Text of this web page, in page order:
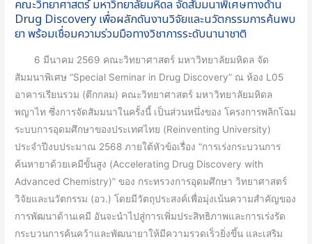
คณะวิทยาศาสตร์ มหาวิทยาลัยมหิดล จัดสัมมนาพิเศษทางด้าน
Drug Discovery เพื่อผลักดันงานวิจัยและนวัตกรรมการค้นพบ
ยา พร้อมเชื่อมความร่วมมือทางวิชาการระดับนานาชาติ
6 มีนาคม 2569 คณะวิทยาศาสตร์ มหาวิทยาลัยมหิดล จัด
สัมมนาพิเศษ “Special Seminar in Drug Discovery” ณ ห้อง L05
อาคารเรียนรวม (ตึกกลม) คณะวิทยาศาสตร์ มหาวิทยาลัยมหิดล
พญาไท ซึ่งการจัดสัมมนาในครั้งนี้ เป็นส่วนหนึ่งของ โครงการพลิกโฉม
ระบบการอุดมศึกษาของประเทศไทย (Reinventing University)
ประจำปีงบประมาณ 2568 ภายใต้หัวข้อเรื่อง “การเร่งกระบวนการ
ค้นหายาด้วยเคมีขั้นสูง (Accelerating Drug Discovery with
Advanced Chemistry)” ของ กระทรวงการอุดมศึกษา วิทยาศาสตร์
วิจัยและนวัตกรรม (อว.) โดยมีวัตถุประสงค์เพื่อมุ่งเน้นความสำคัญของ
การพัฒนาด้านเคมี อันจะนำไปสู่การเพิ่มประสิทธิภาพและการเร่งรัด
กระบวนการค้นคว้าและพัฒนายาให้มีความรวดเร็วยิ่งขึ้น และเสริม
ผลัก
ดัน
และ
นวัตกรรม
การ
ค้น
พบยา
พร้อม
เชื่อม
ความ
ร่วม
มือ